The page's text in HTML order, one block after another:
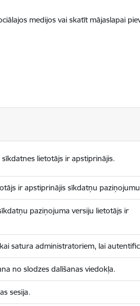
medijos vai skatīt mājaslapai
lietotājs ir apstiprinājis.
ir apstiprinājis sīkdatņu
paziņojuma versiju lietotājs ir
satura administratoriem, lai
no slodzes dalīšanas viedokļa.
sesija.